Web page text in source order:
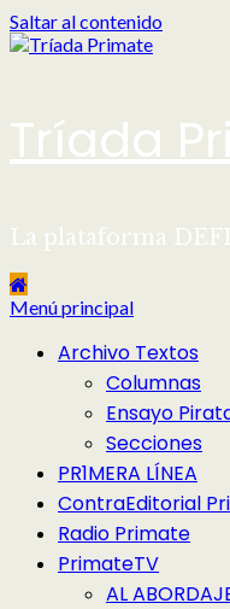
Saltar al contenido
Tríada
La plataforma
Menú principal
Archivo Textos
Columnas
Ensayo
Secciones
PR1MERA LÍNEA
ContraEditorial
Radio Primate
PrimateTV
AL